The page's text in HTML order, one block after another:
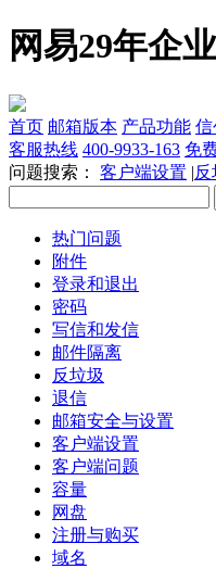
网易29年企
首页 邮箱版本 产品功能 信
客服热线 400-9933-163 免
问题搜索：
客户端设置 |反
热门问题
附件
登录和退出
密码
写信和发信
邮件隔离
反垃圾
退信
邮箱安全与设置
客户端设置
客户端问题
容量
网盘
注册与购买
域名